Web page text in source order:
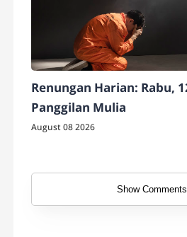
Renungan Harian: Rabu,
Panggilan Mulia
August 08 2026
Show